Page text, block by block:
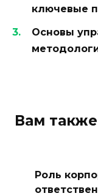
ключевые
Основы
Вам
Роль